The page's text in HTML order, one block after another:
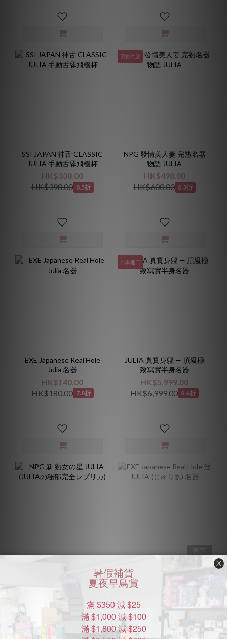
SSI JAPAN 神舌 CLASSIC
JULIA 手動舌舔飛機杯
HK$338.00
HK$398.00 8.5折
現貨供應
NPG 發情美人妻 完熟名器
物語 JULIA
HK$498.00
HK$600.00 8.3折
EXE Japanese Real Hole
Julia 名器
HK$140.00
HK$180.00 7.8折
日本進口
JULIA 真實身軀 — 頂級極
致寫實半身名器
HK$5,999.00
HK$6,999.00 8.6折
(JULIAの秘部完全レプリ
HK$438.00
售完
JULIA (じゅりあ) 名器